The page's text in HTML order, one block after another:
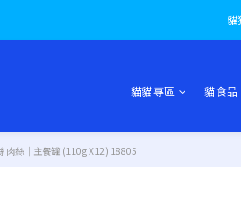
貓
貓貓專區 貓食品
肉絲｜主餐罐 (110g X12) 18805